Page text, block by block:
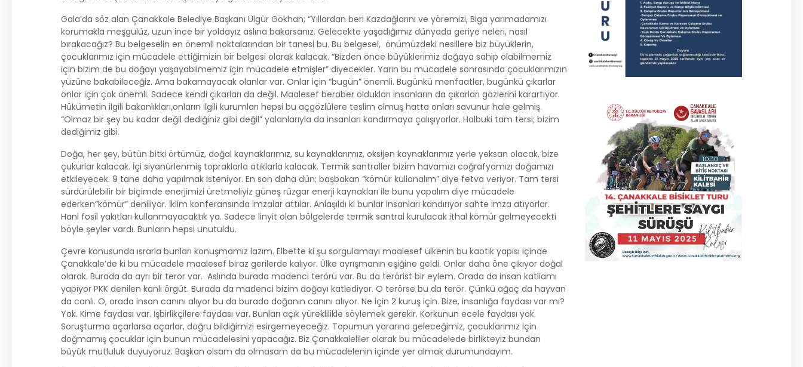
Gala’da söz alan Çanakkale Belediye Başkanı Ülgür Gökhan; “Yıllardan beri Kazdağlarını ve yöremizi, Biga yarımadamızı
korumakla meşgulüz, uzun ince bir yoldayız aslına bakarsanız. Gelecekte yaşadığımız dünyada geriye neleri, nasıl
bırakacağız? Bu belgeselin en önemli noktalarından bir tanesi bu. Bu belgesel, önümüzdeki nesillere biz büyüklerin,
çocuklarımız için mücadele ettiğimizin bir belgesi olarak kalacak. “Bizden önce büyüklerimiz doğaya sahip olabilmemiz
için bizim de bu doğayı yaşayabilmemiz için mücadele etmişler” diyecekler. Yarın bu mücadele sonrasında çocuklarımızın
yüzüne bakabileceğiz. Ama bakamayacak olanlar var. Onlar için “bugün” önemli. Bugünkü menfaatler, bugünkü çıkarlar
onlar için çok önemli. Sadece kendi çıkarları da değil. Maalesef beraber oldukları insanların da çıkarları gözlerini karartıyor.
Hükümetin ilgili bakanlıkları,onların ilgili kurumları hepsi bu açgözlülere teslim olmuş hatta onları savunur hale gelmiş.
“Olmaz bir şey bu kadar değil dediğiniz gibi değil” yalanlarıyla da insanları kandırmaya çalışıyorlar. Halbuki tam tersi; bizim
dediğimiz gibi.
Doğa, her şey, bütün bitki örtümüz, doğal kaynaklarımız, su kaynaklarımız, oksijen kaynaklarımız yerle yeksan olacak, bize
çukurlar kalacak. İçi siyanürlenmiş topraklarla atıklarla kalacak. Termik santraller bizim havamızı coğrafyamızı doğamızı
etkileyecek. 9 tane daha yapılmak isteniyor. En son daha dün; başbakan “kömür kullanalım” diye fetva veriyor. Tam tersi
sürdürülebilir bir biçimde enerjimizi üretmeliyiz güneş rüzgar enerji kaynakları ile bunu yapalım diye mücadele
ederken”kömür” deniliyor. İklim konferansında imzalar attılar. Anlaşıldı ki bunlar insanları kandırıyor sahte imza atıyorlar.
Hani fosil yakıtları kullanmayacaktık ya. Sadece linyit olan bölgelerde termik santral kurulacak ithal kömür gelmeyecekti
böyle şeyler vardı. Bunların hepsi unutuldu.
Çevre konusunda ısrarla bunları konuşmamız lazım. Elbette ki şu sorgulamayı maalesef ülkenin bu kaotik yapısı içinde
Çanakkale’de ki bu mücadele maalesef biraz gerilerde kalıyor. Ülke ayrışmanın eşiğine geldi. Onlar daha öne çıkıyor doğal
olarak. Burada da ayrı bir terör var. Aslında burada madenci terörü var. Bu da terörist bir eylem. Orada da insan katliamı
yapıyor PKK denilen kanlı örgüt. Burada da madenci bizim doğayı katlediyor. O terörse bu da terör. Çünkü ağaç da hayvan
da canlı. O, orada insan canını alıyor bu da burada doğanın canını alıyor. Ne için 2 kuruş için. Bize, insanlığa faydası var mı?
Yok. Kime faydası var. İşbirlikçilere faydası var. Bunları açık yüreklilikle söylemek gerekir. Korkunun ecele faydası yok.
Soruşturma açarlarsa açarlar, doğru bildiğimizi esirgemeyeceğiz. Topumun yararına geleceğimiz, çocuklarımız için
doğmamış çocuklar için bunun mücadelesini yapacağız. Biz Çanakkaleliler olarak bu mücadelede birlikteyiz bundan
büyük mutluluk duyuyoruz. Başkan olsam da olmasam da bu mücadelenin içinde yer almak durumundayım.